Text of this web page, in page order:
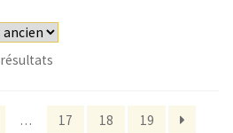
résultatsTrié
récent
… 17 18 19